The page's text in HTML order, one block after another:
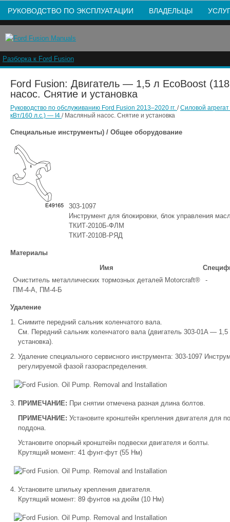
РУКОВОДСТВО ПО ЭКСПЛУАТАЦИИ ВЛАДЕЛЬЦЫ
Разборка к Ford Fusion
Ford Fusion: Двигатель — 1,5 л EcoBoost
насос. Снятие и установка
Руководство по обслуживанию Ford Fusion 2013–2020 гг. /Силовой агрегат
кВт/160 л.с.) — I4 / Масляный насос. Снятие и установка
Специальные инструменты) / Общее оборудование
303-1097
Инструмент для блокировки, блок управления
ТКИТ-2010Б-ФЛМ
ТКИТ-2010B-РЯД
Материалы
Имя
Очиститель металлических тормозных деталей Motorcraft®
ПМ-4-А, ПМ-4-Б
-
Удаление
Снимите передний сальник коленчатого вала.
См. Передний сальник коленчатого вала (двигатель 303-01A —
установка).
Удаление специального сервисного инструмента: 303-1097
регулируемой фазой газораспределения.
ПРИМЕЧАНИЕ: При снятии отмечена разная длина болтов.
ПРИМЕЧАНИЕ: Установите кронштейн крепления двигателя для
поддона.
Установите опорный кронштейн подвески двигателя и болты.
Крутящий момент: 41 фунт-фут (55 Нм)
Установите шпильку крепления двигателя.
Крутящий момент: 89 фунтов на дюйм (10 Нм)